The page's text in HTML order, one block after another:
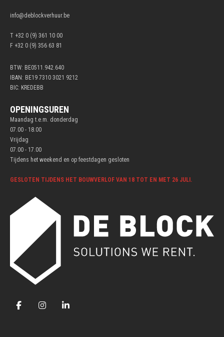
info@deblockverhuur.be
T +32 0 (9) 361 10 00
F +32 0 (9) 356 63 81
BTW: BE0511.942.640
IBAN: BE19 7310 3021 9212
BIC: KREDEBB
OPENINGSUREN
Maandag t.e.m. donderdag
07.00 - 18.00
Vrijdag
07.00 - 17.00
Tijdens het weekend en op feestdagen gesloten
GESLOTEN TIJDENS HET BOUWVERLOF VAN 18 TOT EN MET 26 JULI.